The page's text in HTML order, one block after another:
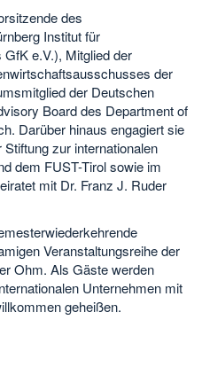
des
Institut für
e.V.), Mitglied der
der
der Deutschen
Board des Department of
Darüber hinaus engagiert sie
zur internationalen
dem FUST-Tirol sowie im
mit Dr. Franz J. Ruder
Veranstaltungsreihe der
Ohm. Als Gäste werden
Unternehmen mit
geheißen.